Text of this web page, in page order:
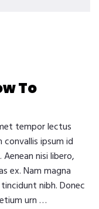
To
tempor lectus
convallis ipsum id
nisi libero,
ex. Nam magna
nibh. Donec
urn …